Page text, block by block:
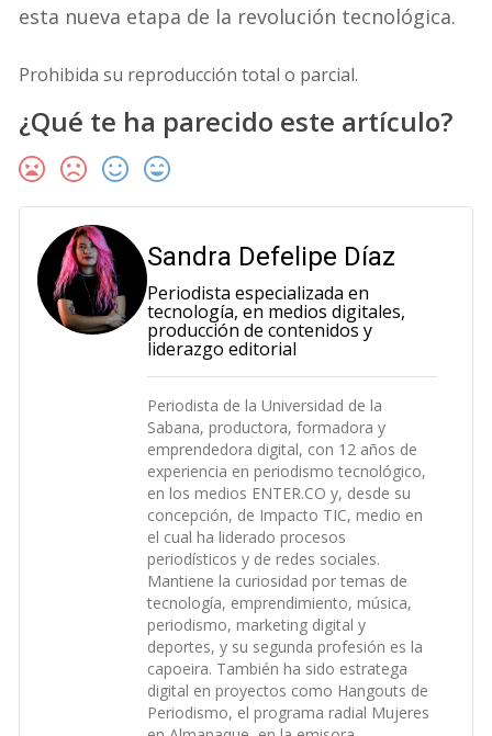
esta nueva etapa de la revolución tecnológica.
Prohibida su reproducción total o parcial.
¿Qué te ha parecido este artículo?
Sandra Defelipe Díaz
Periodista especializada en
tecnología, en medios digitales,
producción de contenidos y
liderazgo editorial
Periodista de la Universidad de la
Sabana, productora, formadora y
emprendedora digital, con 12 años de
experiencia en periodismo tecnológico,
en los medios ENTER.CO y, desde su
concepción, de Impacto TIC, medio en
el cual ha liderado procesos
periodísticos y de redes sociales.
Mantiene la curiosidad por temas de
tecnología, emprendimiento, música,
periodismo, marketing digital y
deportes, y su segunda profesión es la
capoeira. También ha sido estratega
digital en proyectos como Hangouts de
Periodismo, el programa radial Mujeres